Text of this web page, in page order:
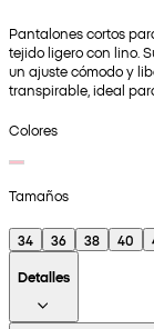
Pantalones cortos
tejido ligero con lino.
un ajuste cómodo y
transpirable, ideal
Colores
Tamaños
34 36 38 40
Detalles